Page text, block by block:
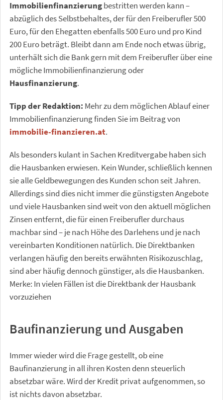
Immobilienfinanzierungbestritten werden kann –
abzüglich des Selbstbehaltes, der für den Freiberufler 500
Euro, für den Ehegatten ebenfalls 500 Euro und pro Kind
200 Euro beträgt. Bleibt dann am Ende noch etwas übrig,
unterhält sich die Bank gern mit dem Freiberufler über eine
mögliche Immobilienfinanzierung oder
Hausfinanzierung.
Tipp der Redaktion: Mehr zu dem möglichen Ablauf einer
Immobilienfinanzierung finden Sie im Beitrag von
immobilie-finanzieren.at.
Als besonders kulant in Sachen Kreditvergabe haben sich
die Hausbanken erwiesen. Kein Wunder, schließlich kennen
sie alle Geldbewegungen des Kunden schon seit Jahren.
Allerdings sind dies nicht immer die günstigsten Angebote
und viele Hausbanken sind weit von den aktuell möglichen
Zinsen entfernt, die für einen Freiberufler durchaus
machbar sind – je nach Höhe des Darlehens und je nach
vereinbarten Konditionen natürlich. Die Direktbanken
verlangen häufig den bereits erwähnten Risikozuschlag,
sind aber häufig dennoch günstiger, als die Hausbanken.
Merke: In vielen Fällen ist die Direktbank der Hausbank
vorzuziehen
Baufinanzierung und Ausgaben
Immer wieder wird die Frage gestellt, ob eine
Baufinanzierung in all ihren Kosten denn steuerlich
absetzbar wäre. Wird der Kredit privat aufgenommen, so
ist nichts davon absetzbar.